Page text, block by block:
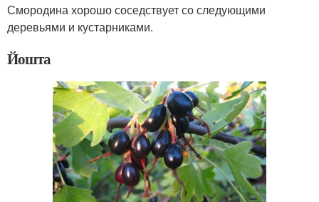
Смородина хорошо соседствует со следующими
деревьями и кустарниками.
Йошта